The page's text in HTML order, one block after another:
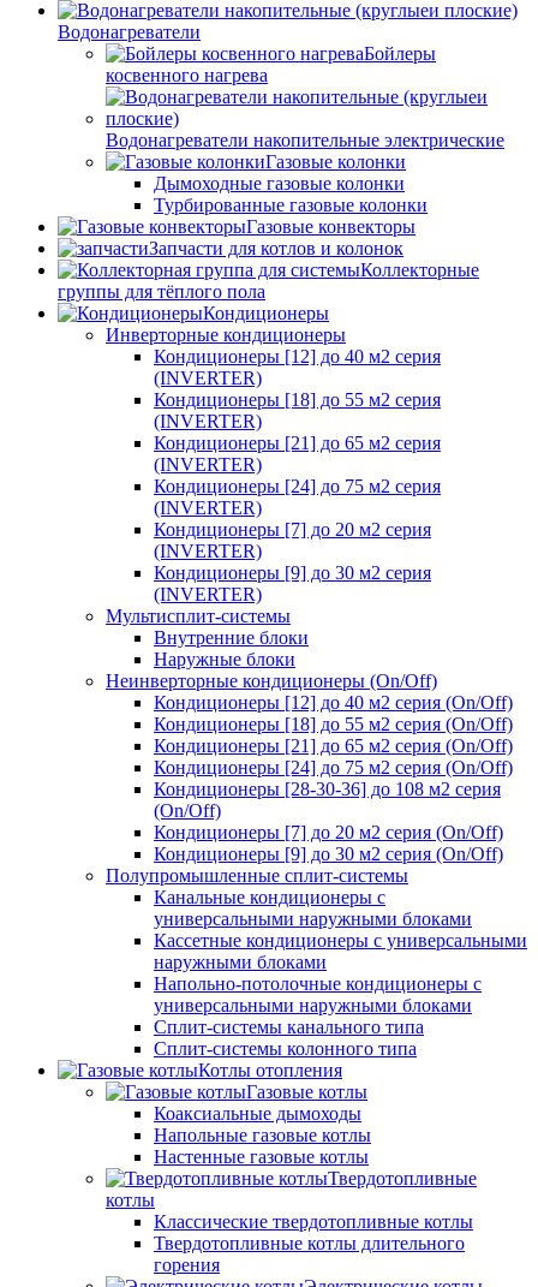
Водонагреватели
Бойлеры
косвенного нагрева
Водонагреватели накопительные электрические
Газовые колонки
Дымоходные газовые колонки
Турбированные газовые колонки
Газовые конвекторы
Запчасти для котлов и колонок
Коллекторные
группы для тёплого пола
Кондиционеры
Инверторные кондиционеры
Кондиционеры [12] до 40 м2 серия
(INVERTER)
Кондиционеры [18] до 55 м2 серия
(INVERTER)
Кондиционеры [21] до 65 м2 серия
(INVERTER)
Кондиционеры [24] до 75 м2 серия
(INVERTER)
Кондиционеры [7] до 20 м2 серия
(INVERTER)
Кондиционеры [9] до 30 м2 серия
(INVERTER)
Мультисплит-системы
Внутренние блоки
Наружные блоки
Неинверторные кондиционеры (On/Off)
Кондиционеры [12] до 40 м2 серия (On/Off)
Кондиционеры [18] до 55 м2 серия (On/Off)
Кондиционеры [21] до 65 м2 серия (On/Off)
Кондиционеры [24] до 75 м2 серия (On/Off)
Кондиционеры [28-30-36] до 108 м2 серия
(On/Off)
Кондиционеры [7] до 20 м2 серия (On/Off)
Кондиционеры [9] до 30 м2 серия (On/Off)
Полупромышленные сплит-системы
Канальные кондиционеры с
универсальными наружными блоками
Кассетные кондиционеры с универсальными
наружными блоками
Напольно-потолочные кондиционеры с
универсальными наружными блоками
Сплит-системы канального типа
Сплит-системы колонного типа
Котлы отопления
Газовые котлы
Коаксиальные дымоходы
Напольные газовые котлы
Настенные газовые котлы
Твердотопливные
котлы
Классические твердотопливные котлы
Твердотопливные котлы длительного
горения